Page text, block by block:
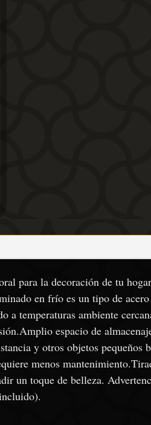
para la decoración de tu
en frío es un tipo de
temperaturas ambiente
espacio de
y otros objetos pequeños
menos
un toque de belleza.